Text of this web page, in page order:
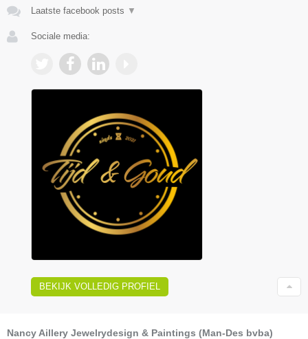
Laatste facebook posts ▼
Sociale media:
BEKIJK VOLLEDIG PROFIEL
Nancy Aillery Jewelrydesign & Paintings (Man-Des bvba)